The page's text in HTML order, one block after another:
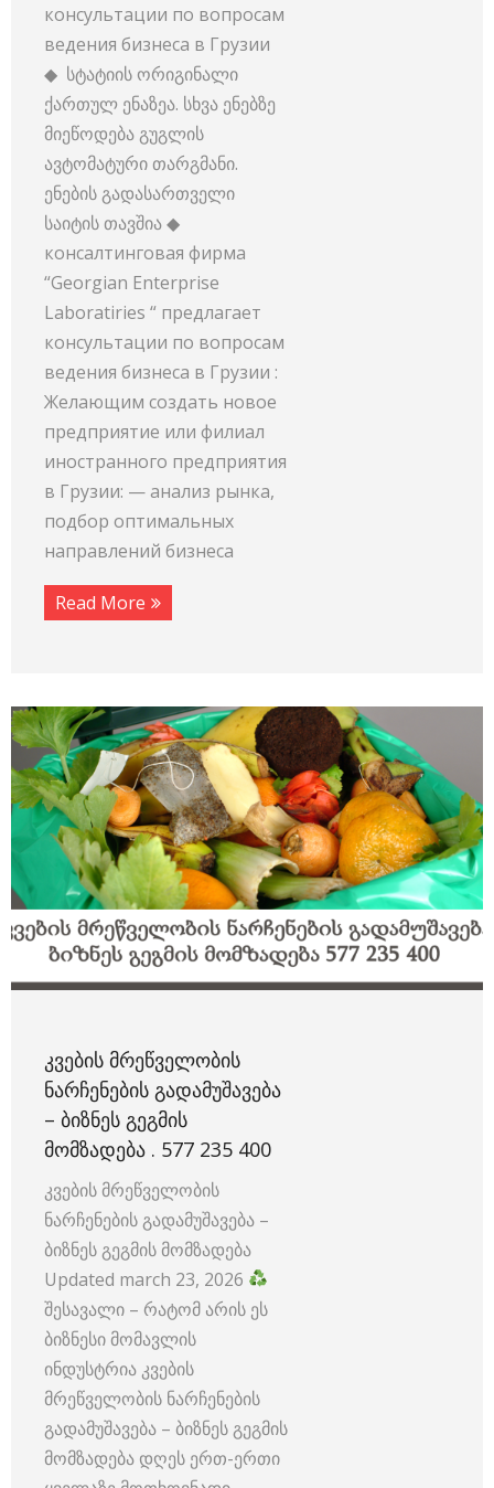
консультации по вопросам
ведения бизнеса в Грузии
◆ სტატიის ორიგინალი
ქართულ ენაზეა. სხვა ენებზე
მიეწოდება გუგლის
ავტომატური თარგმანი.
ენების გადასართველი
საიტის თავშია ◆
консалтинговая фирма
“Georgian Enterprise
Laboratiries “ предлагает
консультации по вопросам
ведения бизнеса в Грузии :
Желающим создать новое
предприятие или филиал
иностранного предприятия
в Грузии: — анализ рынка,
подбор оптимальных
направлений бизнеса
Read More
ᲙᲕᲔᲑᲘᲡ ᲛᲠᲔᲬᲕᲔᲚᲝᲑᲘᲡ
ᲜᲐᲠᲩᲔᲜᲔᲑᲘᲡ ᲒᲐᲓᲐᲛᲣᲨᲐᲕᲔᲑᲐ
– ᲑᲘᲖᲜᲔᲡ ᲒᲔᲒᲛᲘᲡ
ᲛᲝᲛᲖᲐᲓᲔᲑᲐ . 577 235 400
კვების მრეწველობის
ნარჩენების გადამუშავება –
ბიზნეს გეგმის მომზადება
Updated march 23, 2026
შესავალი – რატომ არის ეს
ბიზნესი მომავლის
ინდუსტრია კვების
მრეწველობის ნარჩენების
გადამუშავება – ბიზნეს გეგმის
მომზადება დღეს ერთ-ერთი